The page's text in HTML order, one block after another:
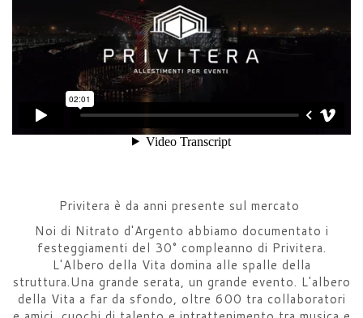
Privitera è da anni presente sul mercato
Noi di Nitrato d'Argento abbiamo documentato i
festeggiamenti del 30° compleanno di Privitera.
L'Albero della Vita domina alle spalle della
struttura.Una grande serata, un grande evento. L'albero
della Vita a far da sfondo, oltre 600 tra collaboratori